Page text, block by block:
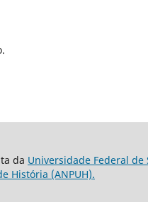
da Universidade Federal de
História (ANPUH).